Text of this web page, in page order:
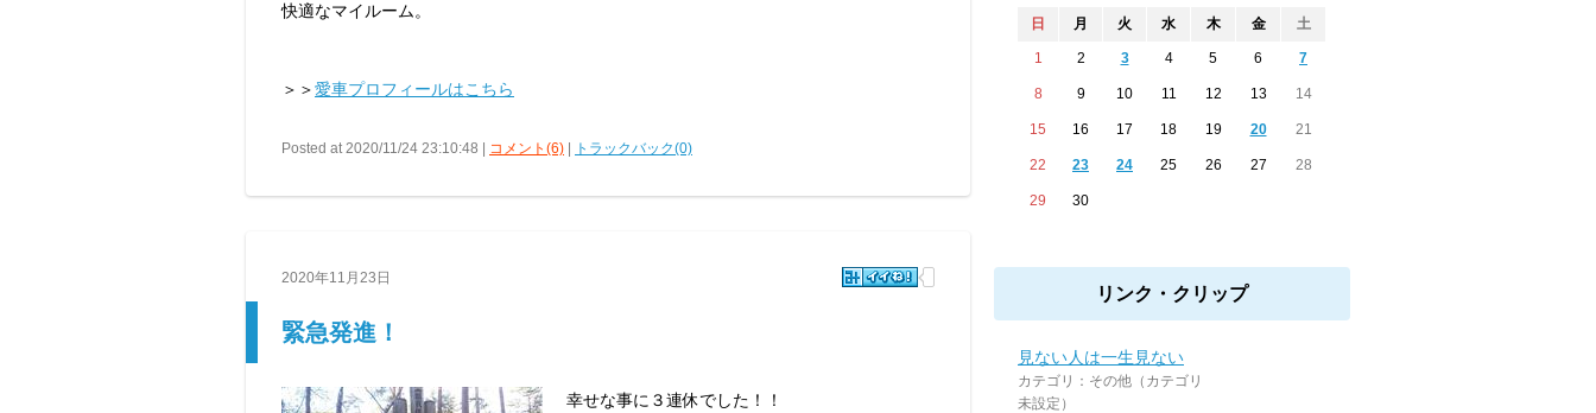
快適なマイルーム。
＞＞愛車プロフィールはこちら
Posted at 2020/11/24 23:10:48 | コメント(6) トラックバック(0)
2020年11月23日
緊急発進！
幸せな事に３連休でした！！
日 月 火 水 木 金 土
1 2 3 4 5 6 7
8 9 10 11 12 13 14
15 16 17 18 19 20 21
22 23 24 25 26 27 28
29 30
リンク・クリップ
見ない人は一生見ない
カテゴリ：その他（カテゴリ
未設定）